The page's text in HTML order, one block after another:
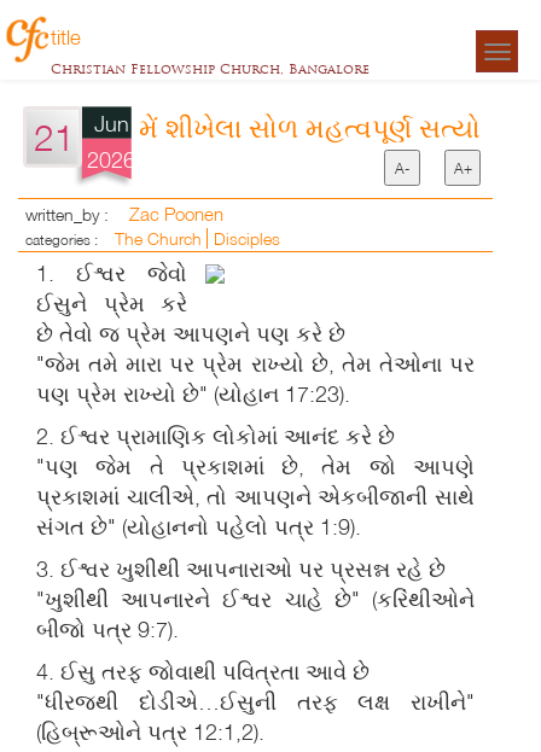
title
Christian Fellowship Church, Bangalore
21
Jun
2026
મેં શીખેલા સોળ મહત્વપૂર્ણ સત્યો
A- A+
written_by : Zac Poonen
categories : The Church Disciples
1. ઈશ્વર જેવો
ઈસુને પ્રેમ કરે
છે તેવો જ પ્રેમ આપણને પણ કરે છે
"જેમ તમે મારા પર પ્રેમ રાખ્યો છે, તેમ તેઓના પર
પણ પ્રેમ રાખ્યો છે" (યોહાન 17:23).
2. ઈશ્વર પ્રામાણિક લોકોમાં આનંદ કરે છે
"પણ જેમ તે પ્રકાશમાં છે, તેમ જો આપણે
પ્રકાશમાં ચાલીએ, તો આપણને એકબીજાની સાથે
સંગત છે" (યોહાનનો પહેલો પત્ર 1:9).
3. ઈશ્વર ખુશીથી આપનારાઓ પર પ્રસન્ન રહે છે
"ખુશીથી આપનારને ઈશ્વર ચાહે છે" (કરિંથીઓને
બીજો પત્ર 9:7).
4. ઈસુ તરફ જોવાથી પવિત્રતા આવે છે
"ધીરજથી દોડીએ…ઈસુની તરફ લક્ષ રાખીને"
(હિબ્રૂઓને પત્ર 12:1,2).